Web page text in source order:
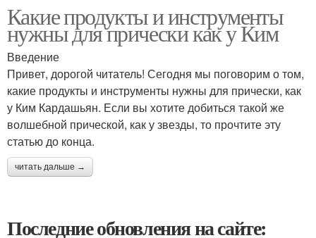
Какие продукты и инструменты
нужны для прически как у Ким
Введение
Привет, дорогой читатель! Сегодня мы поговорим о том,
какие продукты и инструменты нужны для прически, как
у Ким Кардашьян. Если вы хотите добиться такой же
волшебной прической, как у звезды, то прочтите эту
статью до конца.
читать дальше →
Последние обновления на сайте: